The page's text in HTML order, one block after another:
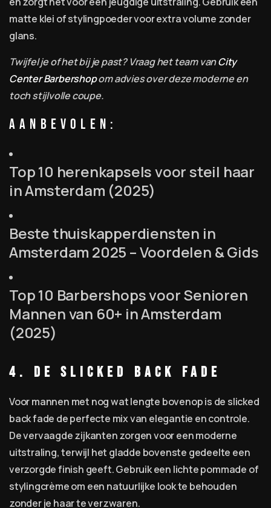
matte klei of stylingpoeder voor extra volume zonder
glans.
Twijfel je of het bij je past? Vraag het team vanCity
Center Barbershopom advies over deze moderne en
toch stijlvolle coupe.
AANBEVOLEN:
Top 10 herenkapsels voor steil haar
in Amsterdam (2025)
Beste thuiskapperdiensten in
Amsterdam 2025 – Voordelen & Gids
Top 10 Barbershops voor Senioren
Mannen van 60+ in Amsterdam
(2025)
4. De slicked back fade
Voor mannen met nog wat lengte bovenop is de slicked
back fade de perfecte mix van elegantie en controle.
De vervaagde zijkanten zorgen voor een moderne
uitstraling, terwijl het gladde bovenste gedeelte een
verzorgde finish geeft. Gebruik een lichte pommade of
stylingcrème om een natuurlijke look te behouden
zonder je haar te verzwaren.